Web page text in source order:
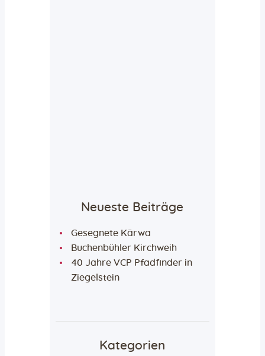
Neueste Beiträge
Gesegnete Kärwa
Buchenbühler Kirchweih
40 Jahre VCP Pfadfinder in
Ziegelstein
Kategorien